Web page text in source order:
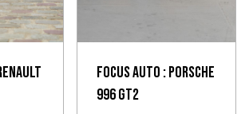
Focus Auto : Porsche
996 GT2